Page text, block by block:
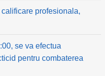
profesionala,
se va efectua
pentru combaterea